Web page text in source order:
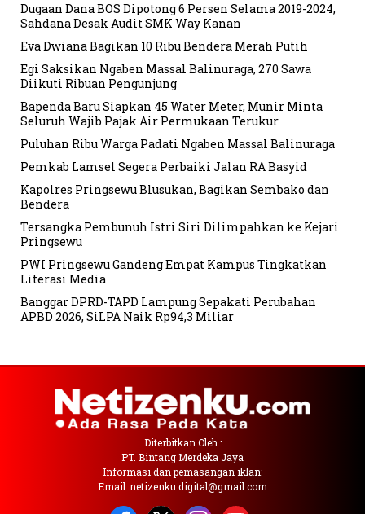
Dugaan Dana BOS Dipotong 6 Persen Selama 2019-2024,
Sahdana Desak Audit SMK Way Kanan
Eva Dwiana Bagikan 10 Ribu Bendera Merah Putih
Egi Saksikan Ngaben Massal Balinuraga, 270 Sawa
Diikuti Ribuan Pengunjung
Bapenda Baru Siapkan 45 Water Meter, Munir Minta
Seluruh Wajib Pajak Air Permukaan Terukur
Puluhan Ribu Warga Padati Ngaben Massal Balinuraga
Pemkab Lamsel Segera Perbaiki Jalan RA Basyid
Kapolres Pringsewu Blusukan, Bagikan Sembako dan
Bendera
Tersangka Pembunuh Istri Siri Dilimpahkan ke Kejari
Pringsewu
PWI Pringsewu Gandeng Empat Kampus Tingkatkan
Literasi Media
Banggar DPRD-TAPD Lampung Sepakati Perubahan
APBD 2026, SiLPA Naik Rp94,3 Miliar
Diterbitkan Oleh :
PT. Bintang Merdeka Jaya
Informasi dan pemasangan iklan:
Email: netizenku.digital@gmail.com